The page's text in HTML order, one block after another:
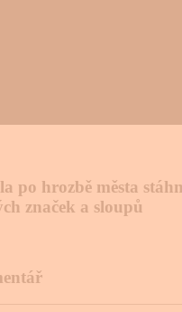
po hrozbě města
značek a sloupů